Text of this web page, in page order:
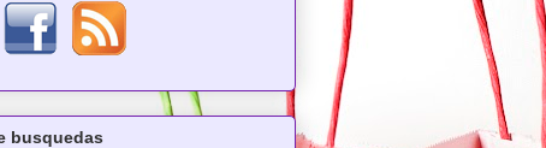
busquedas